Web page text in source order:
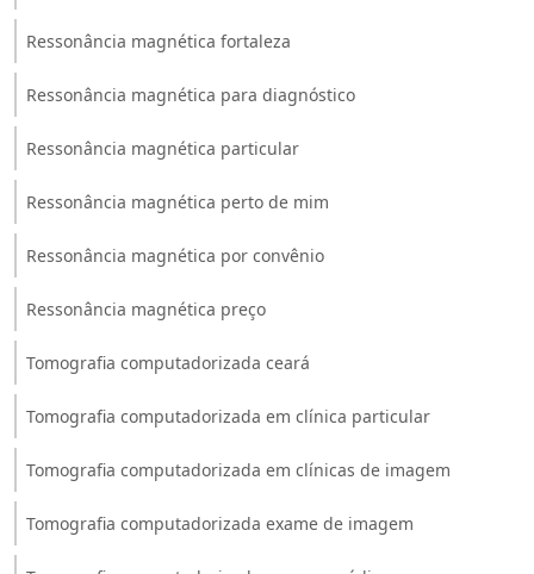
Ressonância magnética fortaleza
Ressonância magnética para diagnóstico
Ressonância magnética particular
Ressonância magnética perto de mim
Ressonância magnética por convênio
Ressonância magnética preço
Tomografia computadorizada ceará
Tomografia computadorizada em clínica particular
Tomografia computadorizada em clínicas de imagem
Tomografia computadorizada exame de imagem